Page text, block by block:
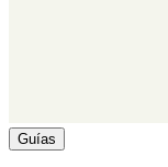
Guías